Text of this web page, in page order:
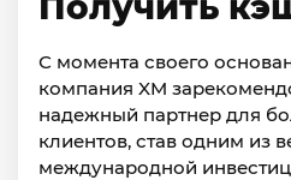
С момента своего
компания XM
надежный партнер для
клиентов, став одним из
международной